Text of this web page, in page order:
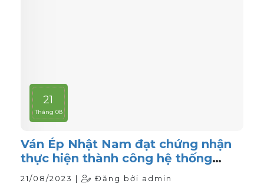
21
Tháng 08
Ván Ép Nhật Nam đạt chứng nhận
thực hiện thành công hệ thống
quản lý chất lượng ISO 9001:2015
21/08/2023 | Đăng bởi admin